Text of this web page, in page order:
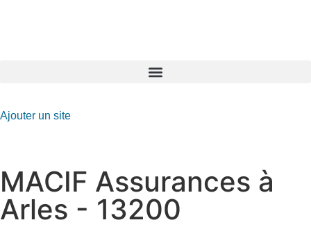
Ajouter un site
MACIF Assurances à
Arles - 13200